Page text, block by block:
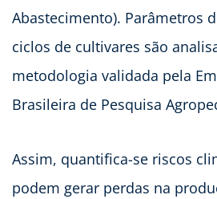
Abastecimento). Parâmetros
ciclos de cultivares são
metodologia validada pela
Brasileira de Pesquisa
Assim, quantifica-se riscos
podem gerar perdas na